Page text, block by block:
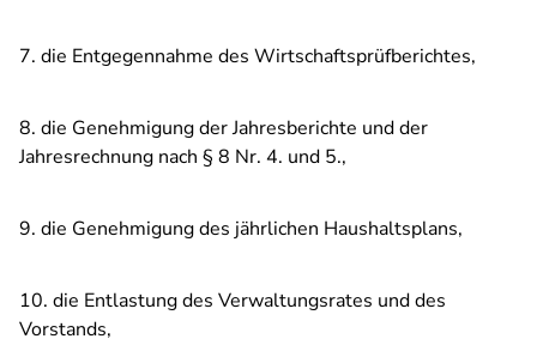
7. die Entgegennahme des Wirtschaftsprüfberichtes,
8. die Genehmigung der Jahresberichte und der
Jahresrechnung nach § 8 Nr. 4. und 5.,
9. die Genehmigung des jährlichen Haushaltsplans,
10. die Entlastung des Verwaltungsrates und des
Vorstands,